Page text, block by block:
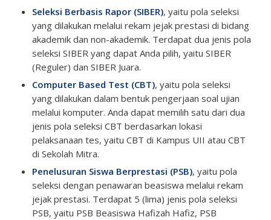
Seleksi Berbasis Rapor (SIBER), yaitu pola seleksi
yang dilakukan melalui rekam jejak prestasi di bidang
akademik dan non-akademik. Terdapat dua jenis pola
seleksi SIBER yang dapat Anda pilih, yaitu SIBER
(Reguler) dan SIBER Juara.
Computer Based Test (CBT), yaitu pola seleksi
yang dilakukan dalam bentuk pengerjaan soal ujian
melalui komputer. Anda dapat memilih satu dari dua
jenis pola seleksi CBT berdasarkan lokasi
pelaksanaan tes, yaitu CBT di Kampus UII atau CBT
di Sekolah Mitra.
Penelusuran Siswa Berprestasi (PSB), yaitu pola
seleksi dengan penawaran beasiswa melalui rekam
jejak prestasi. Terdapat 5 (lima) jenis pola seleksi
PSB, yaitu PSB Beasiswa Hafizah Hafiz, PSB